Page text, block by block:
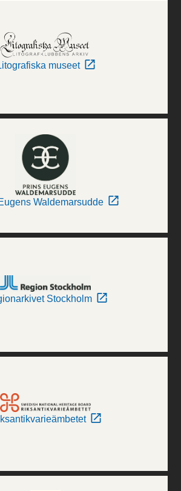
museet
Waldemarsudde
Stockholm